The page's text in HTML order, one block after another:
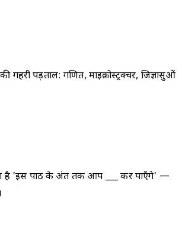
गहरी पड़ताल: गणित, माइक्रोस्ट्रक्चर, जिज्ञासुओं
है 'इस पाठ के अंत तक आप ___ कर पाएँगे' —